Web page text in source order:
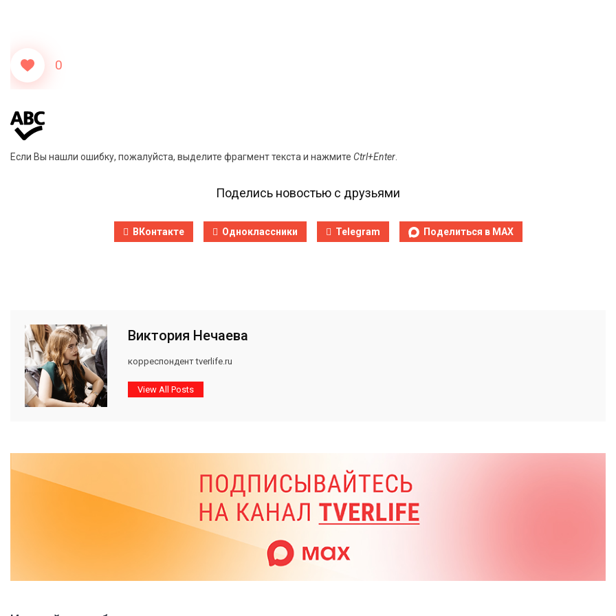
0
Если Вы нашли ошибку, пожалуйста, выделите фрагмент текста и нажмите Ctrl+Enter
Поделись новостью с друзьями
ВКонтакте Одноклассники Telegram Поделиться в MAX
Виктория Нечаева
корреспондент tverlife.ru
View All Posts